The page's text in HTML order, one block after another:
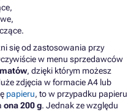
się od zastosowania przy
w menu sprzedawców
, dzięki którym możesz
zdjęcia w formacie A4 lub
papieru, to w przypadku papieru
ona 200 g. Jednak ze względu